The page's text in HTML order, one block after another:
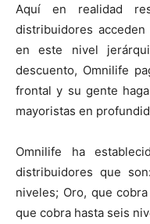
Aquí en realidad
distribuidores
en este nivel
descuento, Omnilife
frontal y su gente
mayoristas en
Omnilife ha
distribuidores que
niveles; Oro, que
que cobra hasta seis